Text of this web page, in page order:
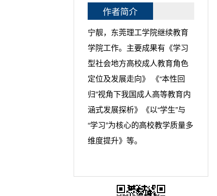
作者简介
宁靓，东莞理工学院继续教育
学院工作。主要成果有《学习
型社会地方高校成人教育角色
定位及发展走向》 《“本性回
归”视角下我国成人高等教育内
涵式发展探析》《以“学生”与
“学习”为核心的高校教学质量多
维度提升》等。